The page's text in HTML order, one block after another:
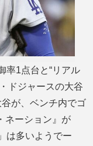
率1点台と“リアル
ドジャースの大谷
が、ベンチ内でゴ
ネーション』が
は多いようでー